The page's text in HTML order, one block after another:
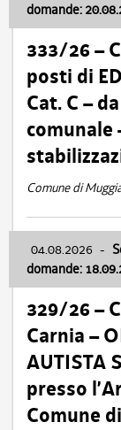
domande:
333/26 –
posti di
Cat. C –
comunale
Comune di
04.08.2026 -
domande:
329/26 –
Carnia –
AUTISTA
presso
Comune